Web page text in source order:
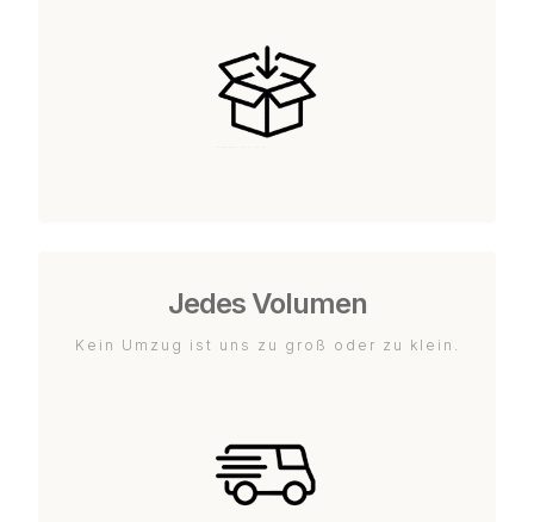
Jedes Volumen
Kein Umzug ist uns zu groß oder zu klein.